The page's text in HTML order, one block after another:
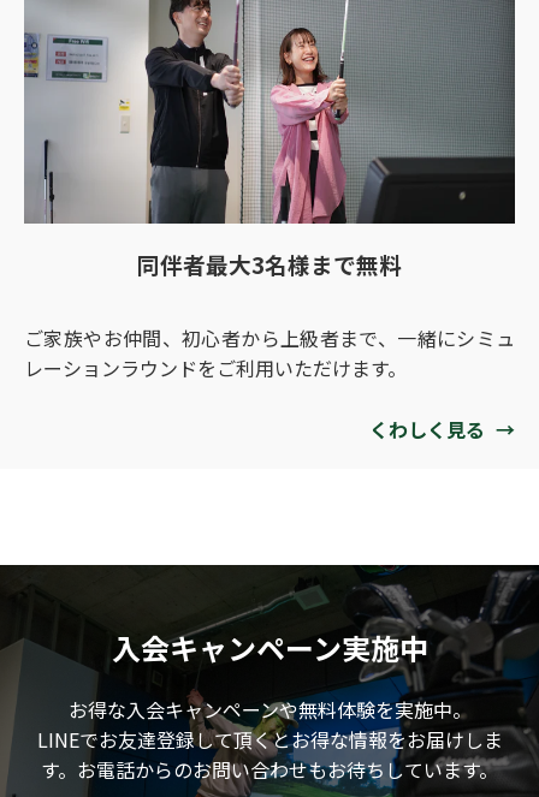
同伴者最大3名様まで無料
ご家族やお仲間、初心者から上級者まで、一緒にシミュ
レーションラウンドをご利用いただけます。
くわしく見る →
入会キャンペーン実施中
お得な入会キャンペーンや無料体験を実施中。
LINEでお友達登録して頂くとお得な情報をお届けしま
す。お電話からのお問い合わせもお待ちしています。